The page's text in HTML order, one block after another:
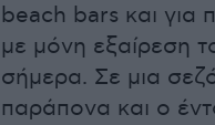
beach bars και για
με μόνη εξαίρεση
σήμερα. Σε μια
παράπονα και ο